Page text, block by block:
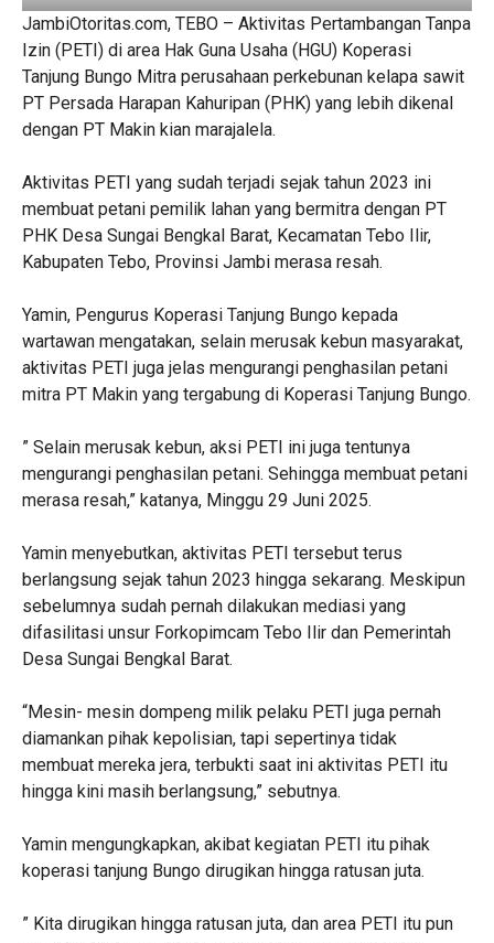
JambiOtoritas.com, TEBO – Aktivitas Pertambangan Tanpa
Izin (PETI) di area Hak Guna Usaha (HGU) Koperasi
Tanjung Bungo Mitra perusahaan perkebunan kelapa sawit
PT Persada Harapan Kahuripan (PHK) yang lebih dikenal
dengan PT Makin kian marajalela.
Aktivitas PETI yang sudah terjadi sejak tahun 2023 ini
membuat petani pemilik lahan yang bermitra dengan PT
PHK Desa Sungai Bengkal Barat, Kecamatan Tebo Ilir,
Kabupaten Tebo, Provinsi Jambi merasa resah.
Yamin, Pengurus Koperasi Tanjung Bungo kepada
wartawan mengatakan, selain merusak kebun masyarakat,
aktivitas PETI juga jelas mengurangi penghasilan petani
mitra PT Makin yang tergabung di Koperasi Tanjung Bungo.
” Selain merusak kebun, aksi PETI ini juga tentunya
mengurangi penghasilan petani. Sehingga membuat petani
merasa resah,” katanya, Minggu 29 Juni 2025.
Yamin menyebutkan, aktivitas PETI tersebut terus
berlangsung sejak tahun 2023 hingga sekarang. Meskipun
sebelumnya sudah pernah dilakukan mediasi yang
difasilitasi unsur Forkopimcam Tebo Ilir dan Pemerintah
Desa Sungai Bengkal Barat.
“Mesin- mesin dompeng milik pelaku PETI juga pernah
diamankan pihak kepolisian, tapi sepertinya tidak
membuat mereka jera, terbukti saat ini aktivitas PETI itu
hingga kini masih berlangsung,” sebutnya.
Yamin mengungkapkan, akibat kegiatan PETI itu pihak
koperasi tanjung Bungo dirugikan hingga ratusan juta.
” Kita dirugikan hingga ratusan juta, dan area PETI itu pun